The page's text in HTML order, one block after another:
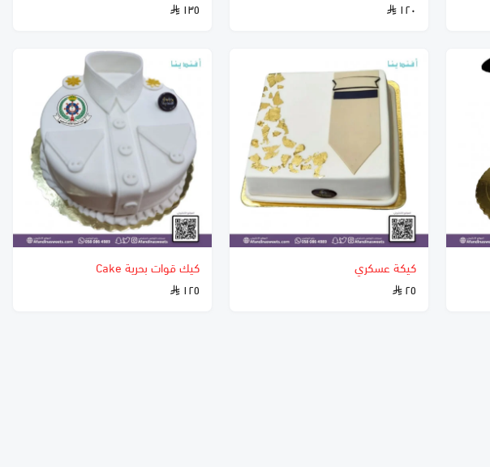
١٢٠
١٣٥
كيكة عسكري
٢٥
كيك قوات بحرية Cake
١٢٥